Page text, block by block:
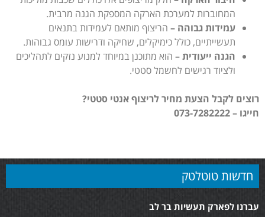
המחוברות למערכת הארקה המספקת הגנה מרבית.
עמידות גבוהה – הריצוף מותאם לעמידות בתנאים
תעשייתיים, כולל כימיקלים, שחיקה ודרישות עומס גבוהות.
הגנה ייעודית – הוא מתוכנן במיוחד למנוע נזקים לתהליכים
ולציוד רגישים לחשמל סטטי.
רוצים לקבל הצעת מחיר לריצוף אנטי סטטי?
חייגו – 073-7282222
חדשות טוטלטק
עברנו לפארק תעשיות בר לב